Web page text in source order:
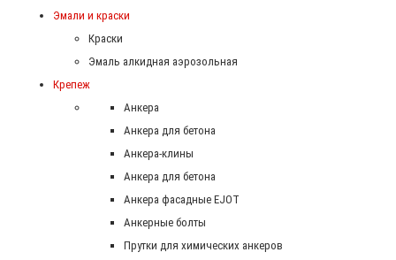
Эмали и краски
Краски
Эмаль алкидная аэрозольная
Крепеж
Анкера
Анкера для бетона
Анкера-клины
Анкера для бетона
Анкера фасадные EJOT
Анкерные болты
Прутки для химических анкеров